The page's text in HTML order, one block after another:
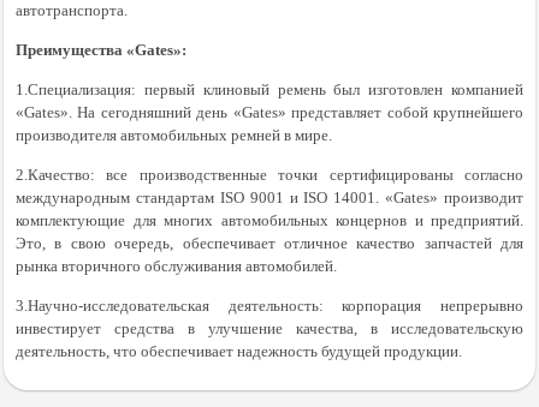
автотранспорта.
Преимущества «Gates»:
1.Специализация: первый клиновый ремень был изготовлен компанией
«Gates». На сегодняшний день «Gates» представляет собой крупнейшего
производителя автомобильных ремней в мире.
2.Качество: все производственные точки сертифицированы согласно
международным стандартам ISO 9001 и ISO 14001. «Gates» производит
комплектующие для многих автомобильных концернов и предприятий.
Это, в свою очередь, обеспечивает отличное качество запчастей для
рынка вторичного обслуживания автомобилей.
3.Научно-исследовательская деятельность: корпорация непрерывно
инвестирует средства в улучшение качества, в исследовательскую
деятельность, что обеспечивает надежность будущей продукции.